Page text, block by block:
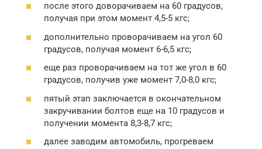
после этого доворачиваем на 60 градусов,
получая при этом момент 4,5-5 кгс;
дополнительно проворачиваем на угол 60
градусов, получая момент 6-6,5 кгс;
еще раз проворачиваем на тот же угол в 60
градусов, получив уже момент 7,0-8,0 кгс;
пятый этап заключается в окончательном
закручивании болтов еще на 10 градусов и
получении момента 8,3-8,7 кгс;
далее заводим автомобиль, прогреваем